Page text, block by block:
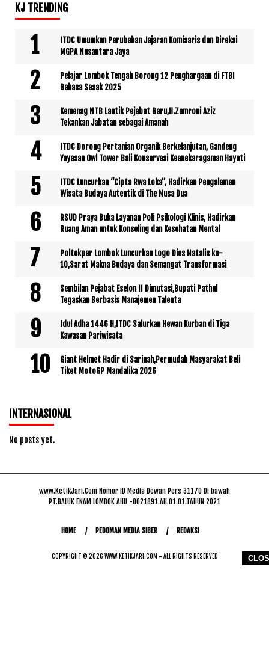
KJ TRENDING
ITDC Umumkan Perubahan Jajaran Komisaris dan Direksi
MGPA Nusantara Jaya
Pelajar Lombok Tengah Borong 12 Penghargaan di FTBI
Bahasa Sasak 2025
Kemenag NTB Lantik Pejabat Baru,H.Zamroni Aziz
Tekankan Jabatan sebagai Amanah
ITDC Dorong Pertanian Organik Berkelanjutan, Gandeng
Yayasan Owl Tower Bali Konservasi Keanekaragaman Hayati
ITDC Luncurkan “Cipta Rwa Loka”, Hadirkan Pengalaman
Wisata Budaya Autentik di The Nusa Dua
RSUD Praya Buka Layanan Poli Psikologi Klinis, Hadirkan
Ruang Aman untuk Konseling dan Kesehatan Mental
Poltekpar Lombok Luncurkan Logo Dies Natalis ke-
10,Sarat Makna Budaya dan Semangat Transformasi
Sembilan Pejabat Eselon II Dimutasi,Bupati Pathul
Tegaskan Berbasis Manajemen Talenta
Idul Adha 1446 H,ITDC Salurkan Hewan Kurban di Tiga
Kawasan Pariwisata
Giant Helmet Hadir di Sarinah,Permudah Masyarakat Beli
Tiket MotoGP Mandalika 2026
INTERNASIONAL
No posts yet.
www.KetikJari.Com Nomor ID Media Dewan Pers 31170 Di bawah
PT.BALUK ENAM LOMBOK AHU -0021891.AH.01.01.TAHUN 2021
HOME PEDOMAN MEDIA SIBER REDAKSI
COPYRIGHT © 2026 WWW.KETIKJARI.COM - ALL RIGHTS RESERVED